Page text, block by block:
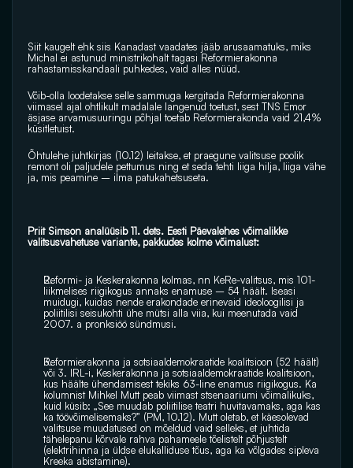
Siit kaugelt ehk siis Kanadast vaadates jääb arusaamatuks, miks
Michal ei astunud ministrikohalt tagasi Reformierakonna
rahastamisskandaali puhkedes, vaid alles nüüd.
Võib-olla loodetakse selle sammuga kergitada Reformierakonna
viimasel ajal ohtlikult madalale langenud toetust, sest TNS Emor
äsjase arvamusuuringu põhjal toetab Reformierakonda vaid 21,4%
küsitletuist.
Õhtulehe juhtkirjas (10.12) leitakse, et praegune valitsuse poolik
remont oli paljudele pettumus ning et seda tehti liiga hilja, liiga vähe
ja, mis peamine – ilma patukahetsuseta.
Priit Simson analüüsib 11. dets. Eesti Päevalehes võimalikke
valitsusvahetuse variante, pakkudes kolme võimalust:
Reformi- ja Keskerakonna kolmas, nn KeRe-valitsus, mis 101-
liikmelises riigikogus annaks enamuse – 54 häält. Iseasi
muidugi, kuidas nende erakondade erinevaid ideoloogilisi ja
poliitilisi seisukohti ühe mütsi alla viia, kui meenutada vaid
2007. a pronksiöö sündmusi.
Reformierakonna ja sotsiaaldemokraatide koalitsioon (52 häält)
või 3. IRL-i, Keskerakonna ja sotsiaaldemokraatide koalitsioon,
kus häälte ühendamisest tekiks 63-line enamus riigikogus. Ka
kolumnist Mihkel Mutt peab viimast stsenaariumi võimalikuks,
kuid küsib: „See muudab poliitilise teatri huvitavamaks, aga kas
ka töövõimelisemaks?” (PM, 10.12). Mutt oletab, et käesolevad
valitsuse muudatused on mõeldud vaid selleks, et juhtida
tähelepanu kõrvale rahva pahameele tõelistelt põhjustelt
(elektrihinna ja üldse elukalliduse tõus, aga ka võlgades sipleva
Kreeka abistamine).